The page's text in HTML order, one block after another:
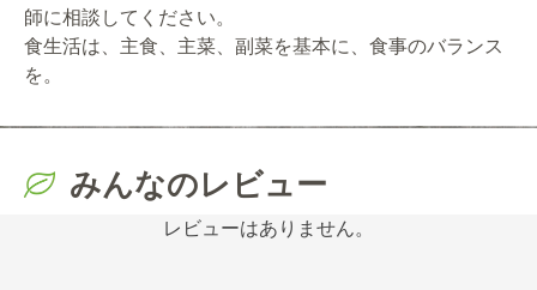
師に相談してください。
食生活は、主食、主菜、副菜を基本に、食事のバランス
を。
みんなのレビュー
レビューはありません。